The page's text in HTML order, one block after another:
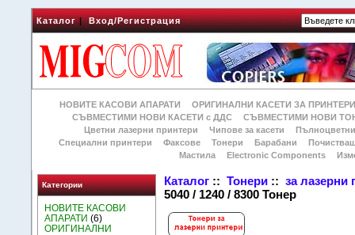
Каталог|Вход/Регистрация
НОВИТЕ КАСОВИ АПАРАТИ
ОРИГИНАЛНИ КАСЕТИ ЗА
СЪВМЕСТИМИ НОВИ КАСЕТИ с ДДС
СЪВМЕСТИМИ НОВИ
Цветни лазерни принтери
Чипове за касети
Специални принтери
Факсове Тонери Барабани
Мастила
Electronic Components
Категории
НОВИТЕ КАСОВИ
АПАРАТИ (6)
ОРИГИНАЛНИ
Каталог ::Тонери ::за лазерни
5040 / 1240 / 8300 Тонер